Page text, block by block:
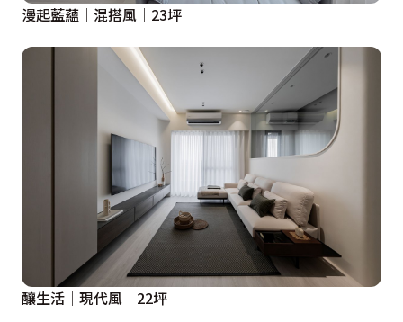
如川，是業主對韶光的期待。
座位上方有小小的吊燈，藍色的燈罩是河。
片刻的美好因此有了延續下去的可能。
設計概念文字為【光舍丰計 Light House Design】提供
漫起藍蘊│混搭風│23坪
釀生活│現代風│22坪